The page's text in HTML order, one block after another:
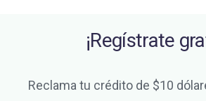
¡Regístrate
Reclama tu crédito de $10